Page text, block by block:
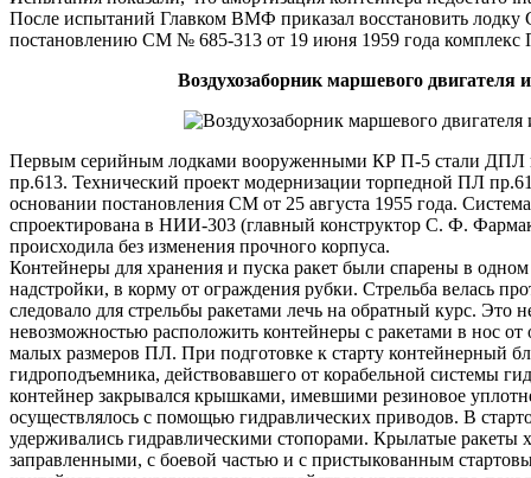
После испытаний Главком ВМФ приказал восстановить лодку
постановлению СМ № 685-313 от 19 июня 1959 года
Воздухозаборник маршевого
Первым серийным лодками вооруженными КР П-5 стали ДПЛ
пр.613. Технический проект модернизации торпедной ПЛ
основании постановления СМ от 25 августа 1955 года.
спроектирована в НИИ-303 (главный конструктор С. Ф.
происходила без изменения прочного корпуса.
Контейнеры для хранения и пуска ракет были спарены в одном
надстройки, в корму от ограждения рубки. Стрельба велась
следовало для стрельбы ракетами лечь на обратный курс. Это
невозможностью расположить контейнеры с ракетами в нос от
малых размеров ПЛ. При подготовке к старту контейнерный
гидроподъемника, действовавшего от корабельной системы
контейнер закрывался крышками, имевшими резиновое
осуществлялось с помощью гидравлических приводов. В
удерживались гидравлическими стопорами. Крылатые ракеты
заправленными, с боевой частью и с пристыкованным